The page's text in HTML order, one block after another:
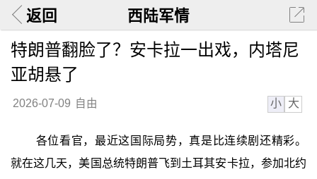
返回 西陆军情
特朗普翻脸了？安卡拉一出戏，内塔尼
亚胡悬了
2026-07-09 自由 小 大
各位看官，最近这国际局势，真是比连续剧还精彩。
就在这几天，美国总统特朗普飞到土耳其安卡拉，参加北约